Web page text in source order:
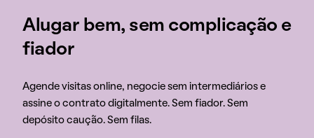
Alugar bem, sem complicação e
fiador
Agende visitas online, negocie sem intermediários e
assine o contrato digitalmente. Sem fiador. Sem
depósito caução. Sem filas.